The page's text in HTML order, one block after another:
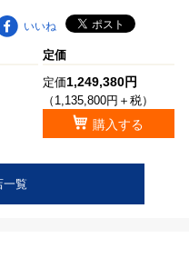
いいね
定価
定価1,249,380円
（1,135,800円＋税）
購入する
一覧